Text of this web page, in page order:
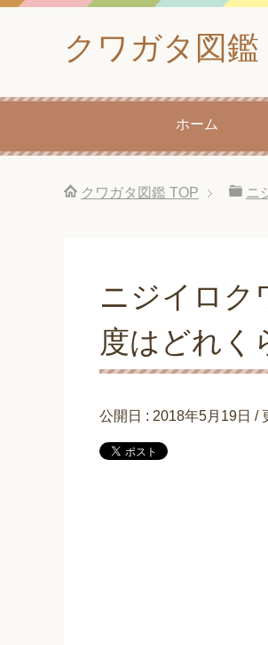
クワガタ図鑑
ホーム
クワガタ図鑑 TOP ニ
ニジイロ
度はどれく
公開日 : 2018年5月19日 /